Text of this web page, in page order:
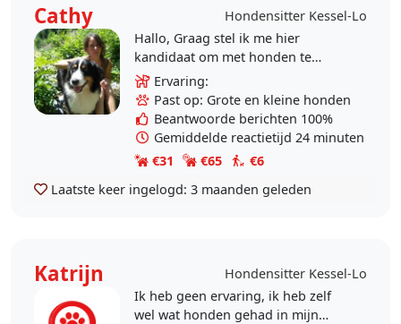
Cathy
Hondensitter Kessel-Lo
Hallo, Graag stel ik me hier
kandidaat om met honden te
wandelen/ spelen. Zelf hebben we
geen hondjes , heb wel ervaring
met asiel..ik ging om de 2..
Ervaring:
Past op: Grote en kleine honden
Beantwoorde berichten 100%
Gemiddelde reactietijd 24 minuten
€31
€65
€6
Laatste keer ingelogd: 3 maanden geleden
Katrijn
Hondensitter Kessel-Lo
Ik heb geen ervaring, ik heb zelf
wel wat honden gehad in mijn